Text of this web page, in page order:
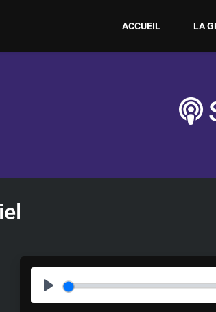
ACCUEIL LA
P